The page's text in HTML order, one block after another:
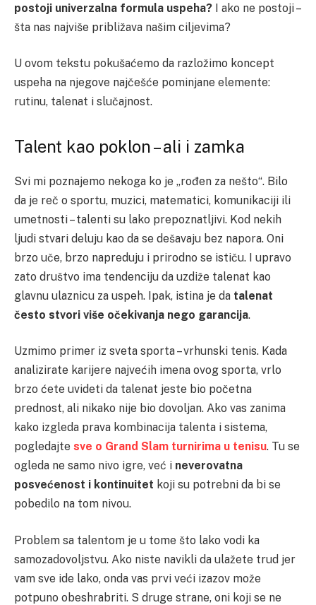
postoji univerzalna formula uspeha? I ako ne postoji –
šta nas najviše približava našim ciljevima?
U ovom tekstu pokušaćemo da razložimo koncept
uspeha na njegove najčešće pominjane elemente:
rutinu, talenat i slučajnost.
Talent kao poklon – ali i zamka
Svi mi poznajemo nekoga ko je „rođen za nešto“. Bilo
da je reč o sportu, muzici, matematici, komunikaciji ili
umetnosti – talenti su lako prepoznatljivi. Kod nekih
ljudi stvari deluju kao da se dešavaju bez napora. Oni
brzo uče, brzo napreduju i prirodno se ističu. I upravo
zato društvo ima tendenciju da uzdiže talenat kao
glavnu ulaznicu za uspeh. Ipak, istina je da talenat
često stvori više očekivanja nego garancija.
Uzmimo primer iz sveta sporta – vrhunski tenis. Kada
analizirate karijere najvećih imena ovog sporta, vrlo
brzo ćete uvideti da talenat jeste bio početna
prednost, ali nikako nije bio dovoljan. Ako vas zanima
kako izgleda prava kombinacija talenta i sistema,
pogledajte sve o Grand Slam turnirima u tenisu. Tu se
ogleda ne samo nivo igre, već i neverovatna
posvećenost i kontinuitet koji su potrebni da bi se
pobedilo na tom nivou.
Problem sa talentom je u tome što lako vodi ka
samozadovoljstvu. Ako niste navikli da ulažete trud jer
vam sve ide lako, onda vas prvi veći izazov može
potpuno obeshrabriti. S druge strane, oni koji se ne